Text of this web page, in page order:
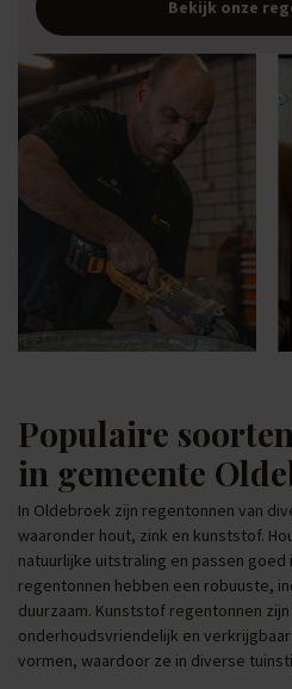
Bekijk onze
Populaire
in gemeente
In Oldebroek zijn regentonnen van
waaronder hout, zink en kunststof.
natuurlijke uitstraling en passen
regentonnen hebben een robuuste,
duurzaam. Kunststof regentonnen
onderhoudsvriendelijk en
vormen, waardoor ze in diverse